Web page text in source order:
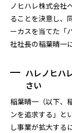
ノヒハレ株式会社
ることを決意し、
ーカスを当てた「
社社長の稲葉晴一
ハレノヒハ
さい
稲葉晴一（以下、
ンを追求する」と
し事業が拡大する